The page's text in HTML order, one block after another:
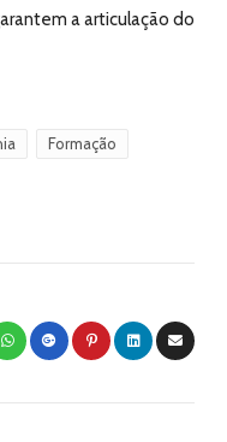
a articulação do
Formação